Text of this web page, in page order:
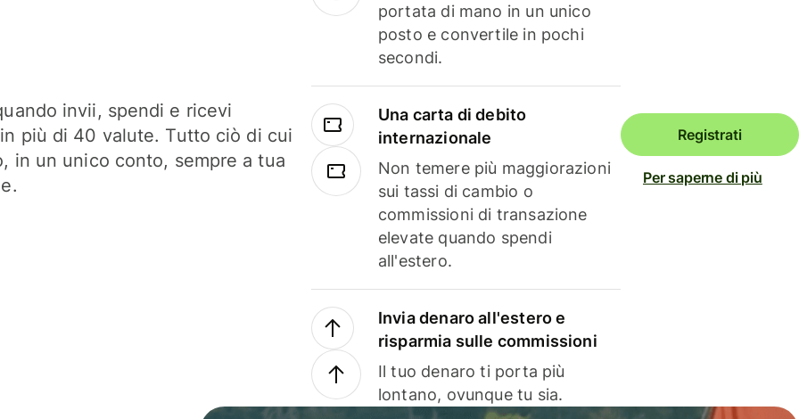
invii, spendi e ricevi
più di 40 valute. Tutto ciò di cui
in un unico conto, sempre a tua
portata di mano in un unico
posto e convertile in pochi
secondi.
Una carta di debito
internazionale
Non temere più maggiorazioni
sui tassi di cambio o
commissioni di transazione
elevate quando spendi
all'estero.
Invia denaro all'estero e
risparmia sulle commissioni
Il tuo denaro ti porta più
lontano, ovunque tu sia.
Registrati
Per saperne di più